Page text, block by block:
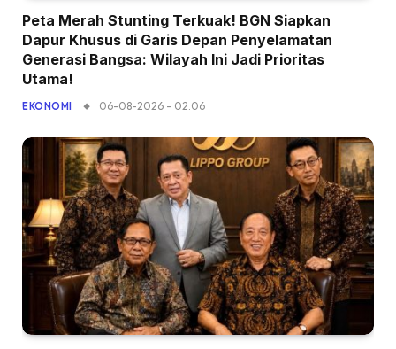
Peta Merah Stunting Terkuak! BGN Siapkan
Dapur Khusus di Garis Depan Penyelamatan
Generasi Bangsa: Wilayah Ini Jadi Prioritas
Utama!
EKONOMI 06-08-2026 - 02.06